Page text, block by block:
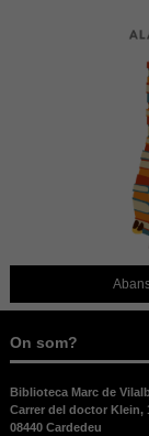
Abans de
On som?
Biblioteca Marc de
Carrer del doctor Klein,
08440 Cardedeu